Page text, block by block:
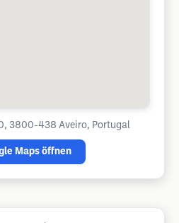
3800-438 Aveiro, Portugal
Maps öffnen